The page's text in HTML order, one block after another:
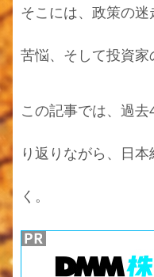
そこには、政策の
苦悩、そして投資家
この記事では、過
り返りながら、日
く。